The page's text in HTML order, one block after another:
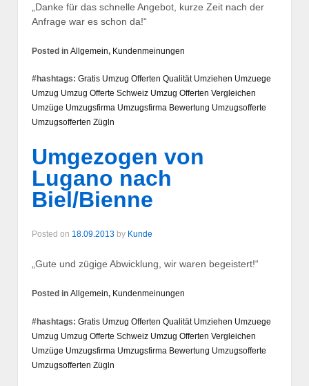
„Danke für das schnelle Angebot, kurze Zeit nach der
Anfrage war es schon da!“
Posted in Allgemein, Kundenmeinungen
#hashtags: Gratis Umzug Offerten Qualität Umziehen Umzuege
Umzug Umzug Offerte Schweiz Umzug Offerten Vergleichen
Umzüge Umzugsfirma Umzugsfirma Bewertung Umzugsofferte
Umzugsofferten Zügln
Umgezogen von
Lugano nach
Biel/Bienne
Posted on 18.09.2013 by Kunde
„Gute und zügige Abwicklung, wir waren begeistert!“
Posted in Allgemein, Kundenmeinungen
#hashtags: Gratis Umzug Offerten Qualität Umziehen Umzuege
Umzug Umzug Offerte Schweiz Umzug Offerten Vergleichen
Umzüge Umzugsfirma Umzugsfirma Bewertung Umzugsofferte
Umzugsofferten Zügln